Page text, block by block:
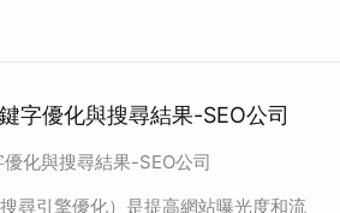
字優化與搜尋結果-SEO公司
化與搜尋結果-SEO公司
尋引擎優化）是提高網站曝光度和流